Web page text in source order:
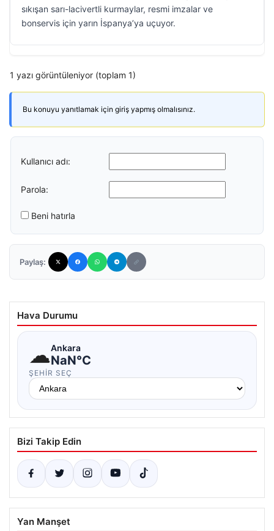
sıkışan sarı-lacivertli kurmaylar, resmi imzalar ve
bonservis için yarın İspanya’ya uçuyor.
1 yazı görüntüleniyor (toplam 1)
Bu konuyu yanıtlamak için giriş yapmış olmalısınız.
Kullanıcı adı:
Parola:
Beni hatırla
Paylaş:
Hava Durumu
☁Ankara
NaN°C
ŞEHIR SEÇ
Bizi Takip Edin
Yan Manşet